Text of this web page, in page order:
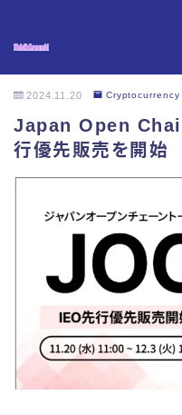
2024.11.20 Cryptocurrency
Japan Open
行優先販売を開始